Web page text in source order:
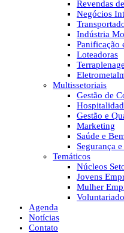
Revendas
Negócios
Indústria
Panificação
Loteadoras
Multissetoriais
Gestão de
Gestão e
Marketing
Saúde e
Segurança
Temáticos
Núcleos
Jovens
Mulher
Agenda
Notícias
Contato